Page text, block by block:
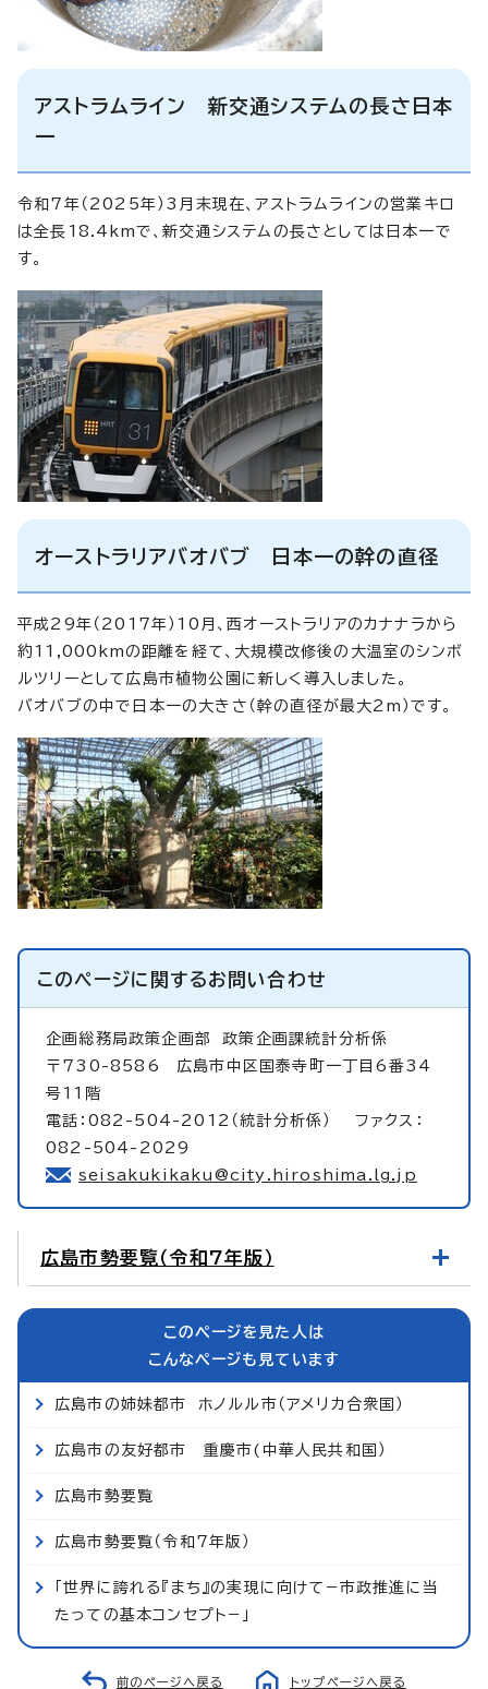
アストラムライン 新交通システムの長さ日本
一
令和7年（2025年）3月末現在、アストラムラインの営業キロ
は全長18.4kmで、新交通システムの長さとしては日本一で
す。
オーストラリアバオバブ 日本一の幹の直径
平成29年（2017年）10月、西オーストラリアのカナナラから
約11,000kmの距離を経て、大規模改修後の大温室のシンボ
ルツリーとして広島市植物公園に新しく導入しました。
バオバブの中で日本一の大きさ（幹の直径が最大2m）です。
このページに関するお問い合わせ
企画総務局政策企画部政策企画課統計分析係
〒730-8586 広島市中区国泰寺町一丁目6番34
号11階
電話：082-504-2012（統計分析係） ファクス：
082-504-2029
seisakukikaku@city.hiroshima.lg.jp
広島市勢要覧（令和7年版）
このページを見た人は
こんなページも見ています
広島市の姉妹都市 ホノルル市（アメリカ合衆国）
広島市の友好都市 重慶市(中華人民共和国）
広島市勢要覧
広島市勢要覧（令和7年版）
「世界に誇れる『まち』の実現に向けて−市政推進に当
たっての基本コンセプト−」
前のページへ戻る トップページへ戻る